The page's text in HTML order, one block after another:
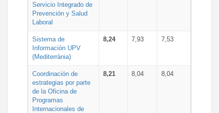
Servicio Integrado de
Prevención y Salud
Laboral
Sistema de
Información UPV
(Mediterrània)
8,24 7,93 7,53
Coordinación de
estrategias por parte
de la Oficina de
Programas
Internacionales de
8,21 8,04 8,04